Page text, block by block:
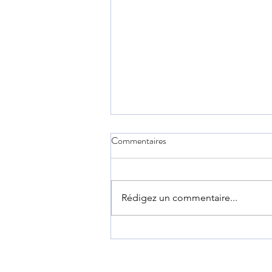
Le prix du mensonge
Commentaires
Rédigez un commentaire...